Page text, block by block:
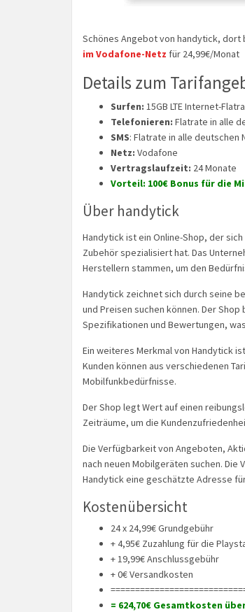
Schönes Angebot von handytick, dort
im Vodafone-Netz für 24,99€/Monat
Details zum
Surfen: 15GB LTE Internet-
Telefonieren: Flatrate in alle
SMS: Flatrate in alle deutschen
Netz: Vodafone
Vertragslaufzeit: 24 Monate
Vorteil: 100€ Bonus für die
Über handytick
Handytick ist ein Online-Shop, der
Zubehör spezialisiert hat. Das
Herstellern stammen, um den
Handytick zeichnet sich durch seine
und Preisen suchen können. Der
Spezifikationen und Bewertungen,
Ein weiteres Merkmal von Handytick
Kunden können aus verschiedenen
Mobilfunkbedürfnisse.
Der Shop legt Wert auf einen
Zeiträume, um die
Die Verfügbarkeit von Angeboten,
nach neuen Mobilgeräten suchen.
Handytick eine geschätzte Adresse
Kostenübersicht
24 x 24,99€ Grundgebühr
+ 4,95€ Zuzahlung für die
+ 19,99€ Anschlussgebühr
+ 0€ Versandkosten
= 624,70€ Gesamtkosten